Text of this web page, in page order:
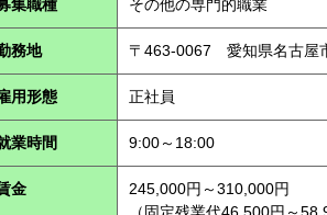
集職種 その他の専門的職業
務地 〒463-0067 愛知県名古屋
用形態 正社員
業時間 9:00～18:00
金
245,000円～310,000円